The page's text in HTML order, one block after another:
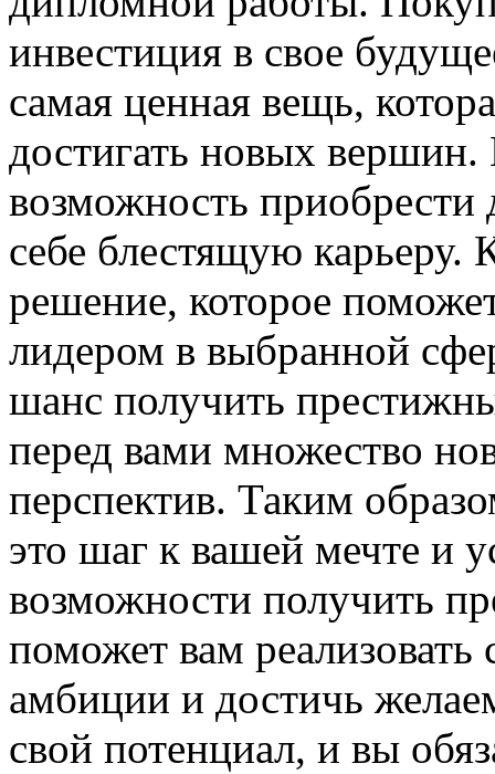
инвестиция в свое
самая ценная вещь,
достигать новых
возможность
себе блестящую
решение, которое
лидером в выбранной
шанс получить
перед вами множество
перспектив. Таким
это шаг к вашей мечте и
возможности получить
поможет вам
амбиции и достичь
свой потенциал, и вы